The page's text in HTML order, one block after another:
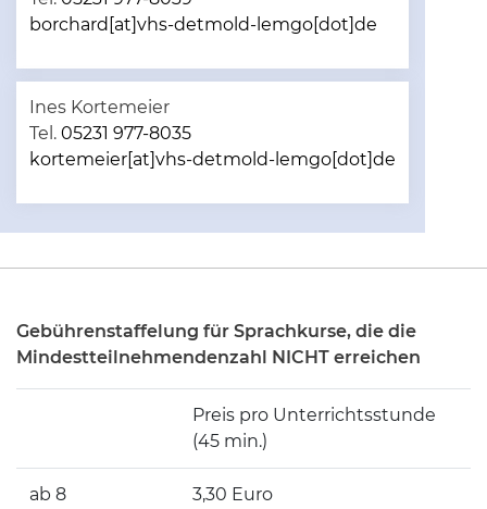
borchard[at]vhs-detmold-lemgo[dot]de
Ines Kortemeier
Tel. 05231 977-8035
kortemeier[at]vhs-detmold-lemgo[dot]de
Gebührenstaffelung für Sprachkurse, die die
Mindestteilnehmendenzahl NICHT erreichen
Preis pro Unterrichtsstunde
(45 min.)
ab 8
3,30 Euro